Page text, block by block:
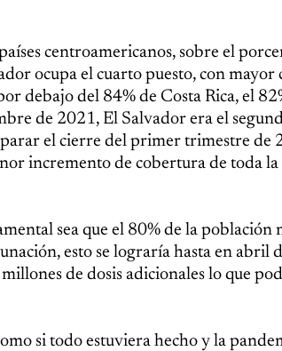
centroamericanos, sobre el
ocupa el cuarto puesto, con mayor
debajo del 84% de Costa Rica, el
de 2021, El Salvador era el
el cierre del primer trimestre de
incremento de cobertura de toda
sea que el 80% de la población
esto se lograría hasta en abril
de dosis adicionales lo que
si todo estuviera hecho y la